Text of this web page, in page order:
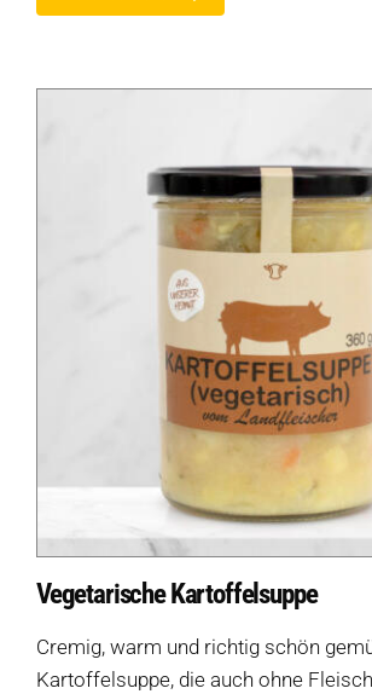
Vegetarische Kartoffelsuppe
Cremig, warm und richtig schön
Kartoffelsuppe, die auch ohne